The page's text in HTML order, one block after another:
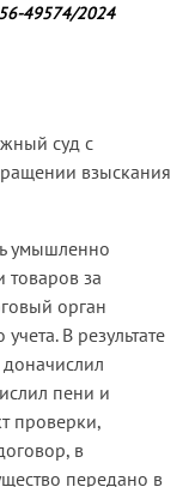
49574/2024
суд с
взыскания
умышленно
за
орган
В результате
пени и
проверки,
в
передано в